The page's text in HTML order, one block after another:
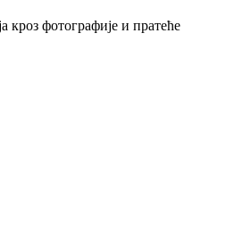
кроз фотографије и пратеће